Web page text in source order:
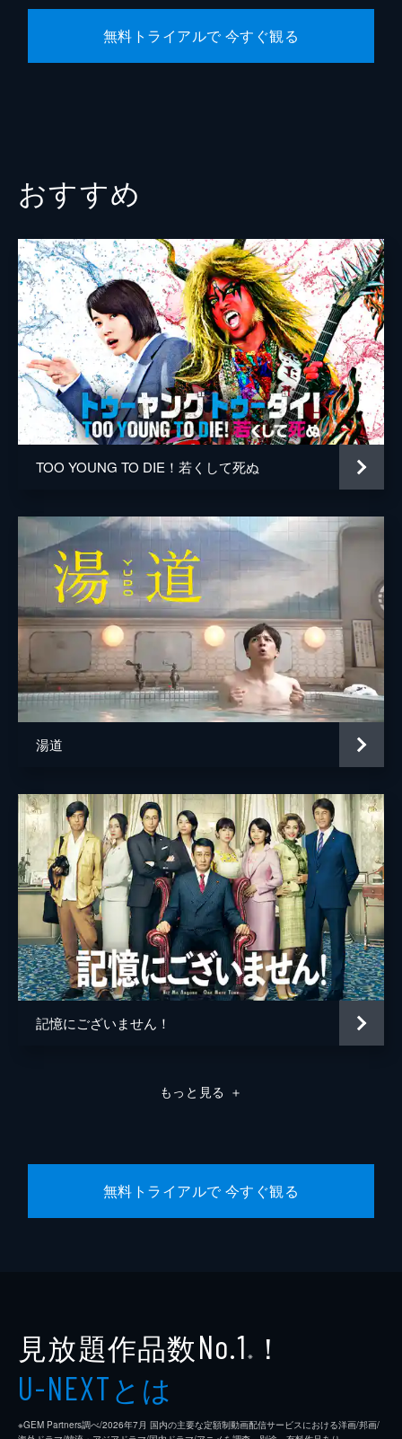
高月彩良
秋月三佳
勝矢
水野智則
江戸川じゅん兵
竹森千人
廻飛呂男
沖田裕樹
小沢真珠
神戸浩
中原翔子
井上依吏子
松田リマ
監督 武内英樹
原作 魔夜峰央
音楽 Face 2 fAKE
製作 石原隆
村松秀信
遠藤圭介
無料トライアルで 今すぐ観る
おすすめ
TOO YOUNG TO DIE！若くして死ぬ
湯道
記憶にございません！
もっと見る ＋
無料トライアルで 今すぐ観る
見放題作品数No.1 ※ ！
U-NEXTとは
※GEM Partners調べ/2026年7⽉ 国内の主要な定額制動画配信サービスにおける洋画/邦画/